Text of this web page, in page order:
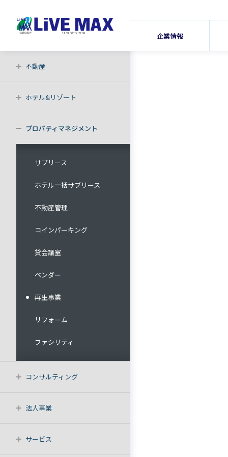
企業情報
不動産
ホテル&リゾート
プロパティマネジメント
サブリース
ホテル一括サブリース
不動産管理
コインパーキング
貸会議室
ベンダー
再生事業
リフォーム
ファシリティ
コンサルティング
法人事業
サービス